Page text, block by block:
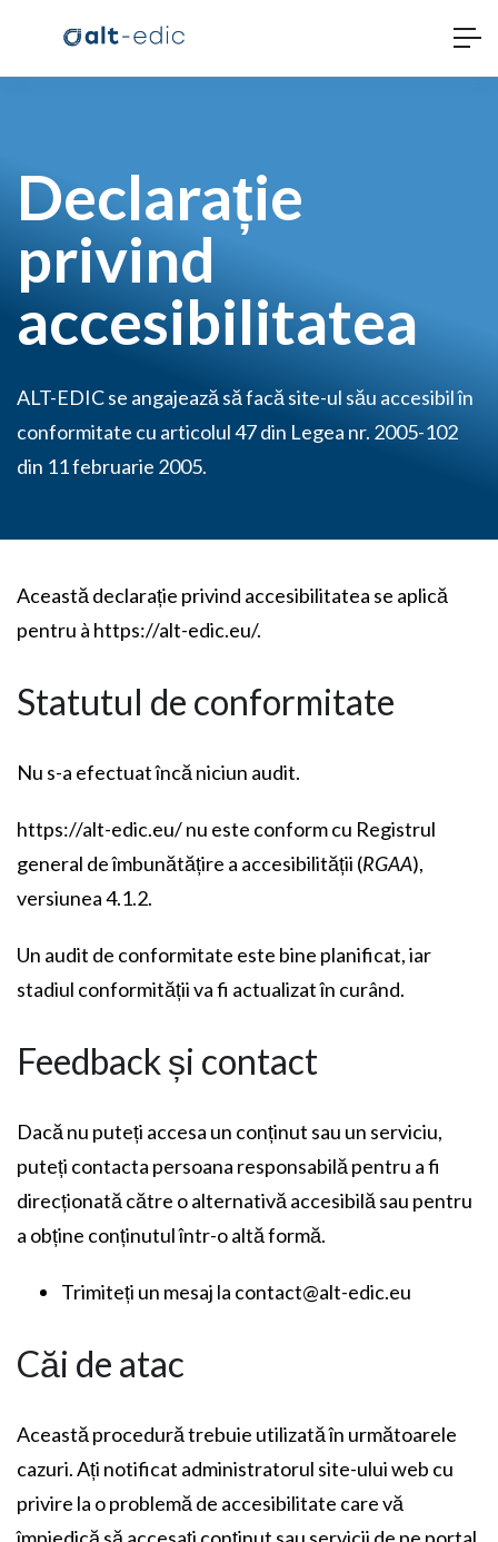
Declarație
privind
accesibilitatea
ALT-EDIC se angajează să facă site-ul său accesibil în
conformitate cu articolul 47 din Legea nr. 2005-102
din 11 februarie 2005.
Această declarație privind accesibilitatea se aplică
pentru à https://alt-edic.eu/.
Statutul de conformitate
Nu s-a efectuat încă niciun audit.
https://alt-edic.eu/ nu este conform cu Registrul
general de îmbunătățire a accesibilității (RGAA),
versiunea 4.1.2.
Un audit de conformitate este bine planificat, iar
stadiul conformității va fi actualizat în curând.
Feedback și contact
Dacă nu puteți accesa un conținut sau un serviciu,
puteți contacta persoana responsabilă pentru a fi
direcționată către o alternativă accesibilă sau pentru
a obține conținutul într-o altă formă.
Trimiteți un mesaj la contact@alt-edic.eu
Căi de atac
Această procedură trebuie utilizată în următoarele
cazuri. Ați notificat administratorul site-ului web cu
privire la o problemă de accesibilitate care vă